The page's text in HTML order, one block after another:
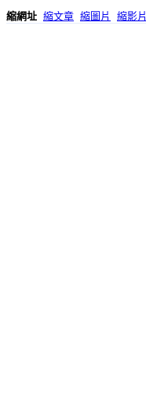
縮網址 縮文章 縮圖片 縮影片